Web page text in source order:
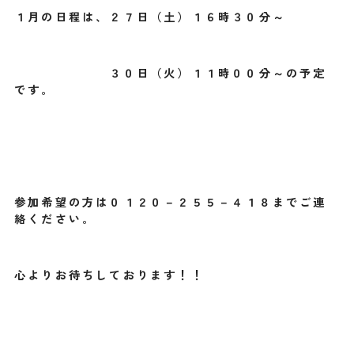
１月の日程は、２７日（土）１６時３０分～
３０日（火）１１時００分～の予定
です。
参加希望の方は０１２０－２５５－４１８までご連
絡ください。
心よりお待ちしております！！